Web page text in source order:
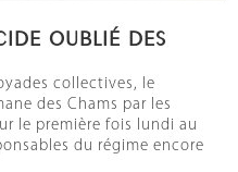
OUBLIÉ DES
collectives, le
des Chams par les
le première fois lundi au
du régime encore